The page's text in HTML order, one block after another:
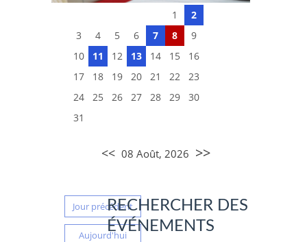
1
2
3
4 5 6 7 8
9
10
11 12 13 14 15
16
17
18 19 20 21 22
23
24
25 26 27 28 29
30
31
<< 08 Août, 2026 >>
Jour précédent
Aujourd'hui
RECHERCHER DES
ÉVÉNEMENTS